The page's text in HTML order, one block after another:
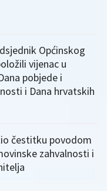
Općinskog
vijenac u
pobjede i
i Dana hrvatskih
čestitku povodom
zahvalnosti i